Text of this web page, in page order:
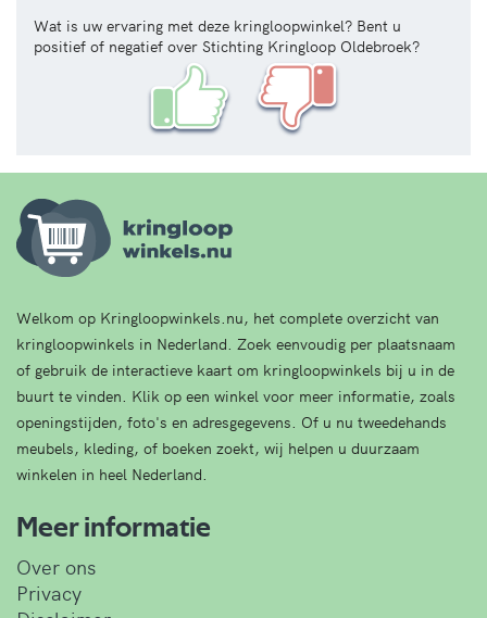
Wat is uw ervaring met deze kringloopwinkel? Bent u
positief of negatief over Stichting Kringloop Oldebroek?
Welkom op Kringloopwinkels.nu, het complete overzicht van
kringloopwinkels in Nederland. Zoek eenvoudig per plaatsnaam
of gebruik de interactieve kaart om kringloopwinkels bij u in de
buurt te vinden. Klik op een winkel voor meer informatie, zoals
openingstijden, foto's en adresgegevens. Of u nu tweedehands
meubels, kleding, of boeken zoekt, wij helpen u duurzaam
winkelen in heel Nederland.
Meer informatie
Over ons
Privacy